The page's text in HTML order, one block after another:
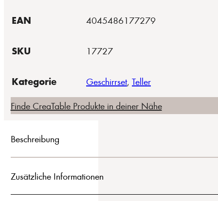
EAN 4045486177279
SKU 17727
Kategorie Geschirrset, Teller
Finde CreaTable Produkte in deiner Nähe
Beschreibung
Zusätzliche Informationen